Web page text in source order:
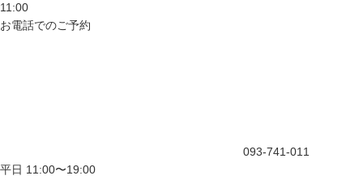
11:00
お電話でのご予約
093-741-011
平日 11:00〜19:00